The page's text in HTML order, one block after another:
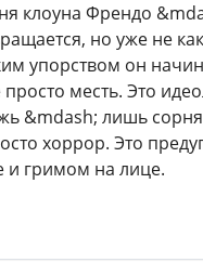
клоуна Френдо
но уже не
упорством он
месть. Это
&mdash; лишь
хоррор. Это
и гримом на лице.